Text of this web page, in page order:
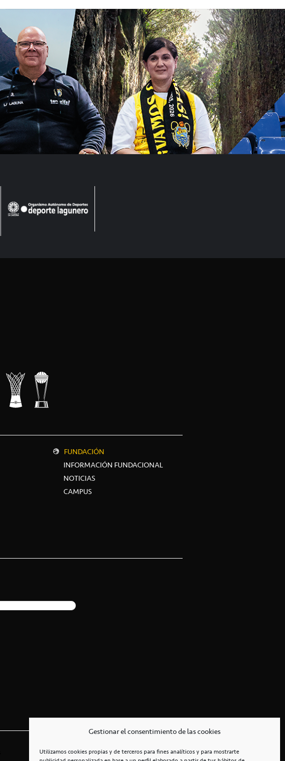
Gestionar el consentimiento de las cookies
Utilizamos cookies propias y de terceros para fines analíticos y para mostrarte
FUNDACIÓN
INFORMACIÓN FUNDACIONAL
NOTICIAS
CAMPUS